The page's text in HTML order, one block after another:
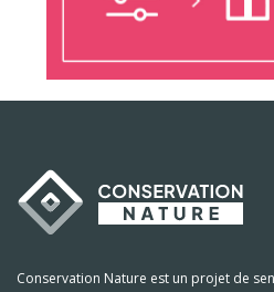
Conservation Nature est un projet de